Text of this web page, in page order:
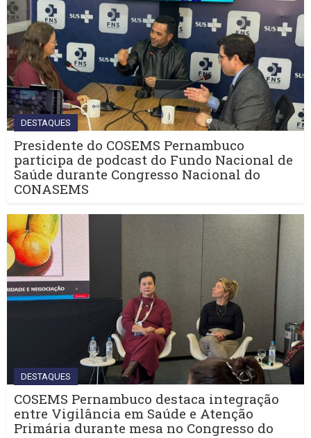
DESTAQUES
Presidente do COSEMS Pernambuco
participa de podcast do Fundo Nacional de
Saúde durante Congresso Nacional do
CONASEMS
DESTAQUES
COSEMS Pernambuco destaca integração
entre Vigilância em Saúde e Atenção
Primária durante mesa no Congresso do